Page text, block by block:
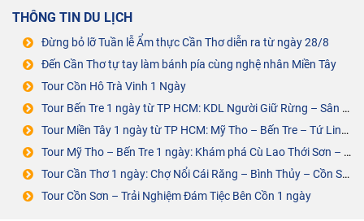
THÔNG TIN DU LỊCH
Đừng bỏ lỡ Tuần lễ Ẩm thực Cần Thơ diễn ra từ ngày 28/8
Đến Cần Thơ tự tay làm bánh pía cùng nghệ nhân Miền Tây
Tour Cồn Hô Trà Vinh 1 Ngày
Tour Bến Tre 1 ngày từ TP HCM: KDL Người Giữ Rừng – Sân Chim Vàm Hồ
Tour Miền Tây 1 ngày từ TP HCM: Mỹ Tho – Bến Tre – Tứ Linh Cồn
Tour Mỹ Tho – Bến Tre 1 ngày: Khám phá Cù Lao Thới Sơn – Cồn Phụng
Tour Cần Thơ 1 ngày: Chợ Nổi Cái Răng – Bình Thủy – Cồn Sơn – ĐÁM TIỆC BÊN CỒN
Tour Cồn Sơn – Trải Nghiệm Đám Tiệc Bên Cồn 1 ngày